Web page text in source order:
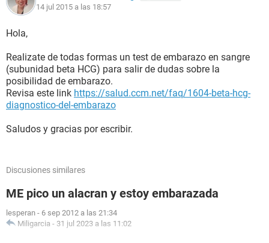
14 jul 2015 a las 18:57
Hola,
Realizate de todas formas un test de embarazo en sangre
(subunidad beta HCG) para salir de dudas sobre la
posibilidad de embarazo.
Revisa este link https://salud.ccm.net/faq/1604-beta-hcg-
diagnostico-del-embarazo
Saludos y gracias por escribir.
Discusiones similares
ME pico un alacran y estoy embarazada
lesperan - 6 sep 2012 a las 21:34
Miligarcia - 31 jul 2023 a las 11:02